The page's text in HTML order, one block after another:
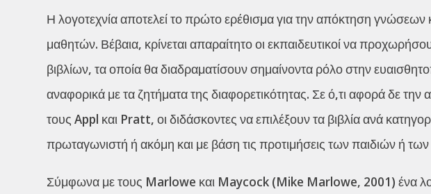
Η λογοτεχνία αποτελεί το πρώτο ερέθισμα για την απόκτηση γνώσεων
μαθητών. Βέβαια, κρίνεται απαραίτητο οι εκπαιδευτικοί να
βιβλίων, τα οποία θα διαδραματίσουν σημαίνοντα ρόλο στην
αναφορικά με τα ζητήματα της διαφορετικότητας. Σε ό,τι αφορά δε την
τους Appl και Pratt, οι διδάσκοντες να επιλέξουν τα βιβλία ανά
πρωταγωνιστή ή ακόμη και με βάση τις προτιμήσεις των παιδιών ή
Σύμφωνα με τους Marlowe και Maycock (Mike Marlowe, 2001) ένα